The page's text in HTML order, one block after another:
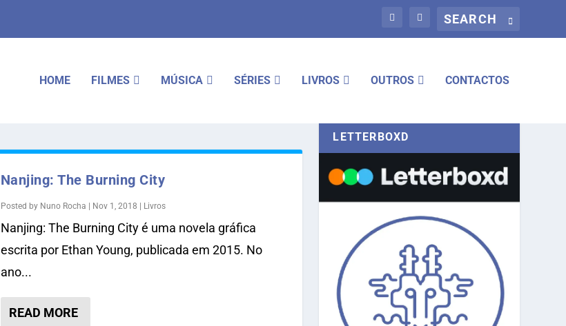
HOME FILMES MÚSICA SÉRIES LIVROS OUTROS CONTACTOS
Nanjing: The Burning City
Posted by Nuno Rocha Nov 1, 2018 Livros
Nanjing: The Burning City é uma novela gráfica
escrita por Ethan Young, publicada em 2015. No
ano...
READ MORE
LETTERBOXD